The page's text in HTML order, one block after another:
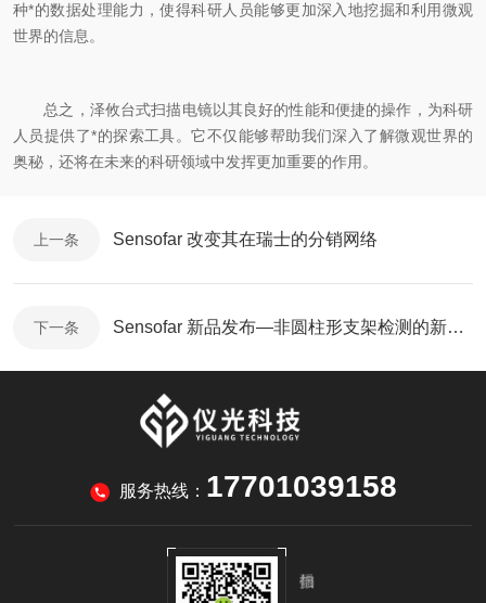
种*的数据处理能力，使得科研人员能够更加深入地挖掘和利用微观
世界的信息。
总之，泽攸台式扫描电镜以其良好的性能和便捷的操作，为科研
人员提供了*的探索工具。它不仅能够帮助我们深入了解微观世界的
奥秘，还将在未来的科研领域中发挥更加重要的作用。
上一条 Sensofar 改变其在瑞士的分销网络
下一条 Sensofar 新品发布—非圆柱形支架检测的新解决方案
服务热线： 17701039158